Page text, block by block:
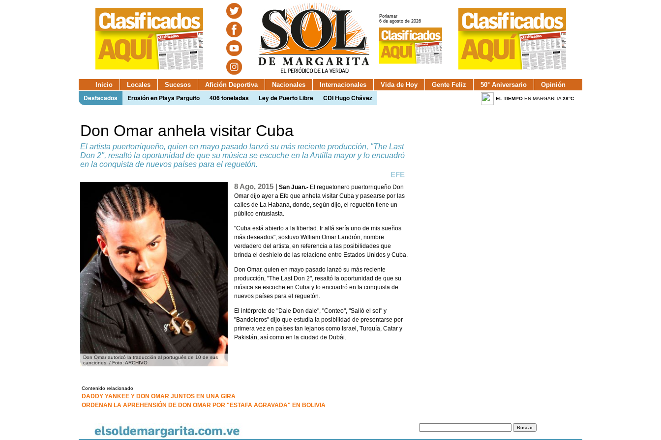
Porlamar
6 de agosto de 2026
Inicio Locales Sucesos Afición Deportiva Nacionales Internacionales Vida de Hoy Gente Feliz 50° Aniversario Opinión
Destacados Erosión en Playa Parguito 406 toneladas Ley de Puerto Libre CDI Hugo Chávez EL TIEMPOEN MARGARITA 28°C
Don Omar anhela visitar Cuba
El artista puertorriqueño, quien en mayo pasado lanzó su más reciente producción, "The Last
Don 2", resaltó la oportunidad de que su música se escuche en la Antilla mayor y lo encuadró
en la conquista de nuevos países para el reguetón.
EFE
Don Omar autorizó la traducción al portugués de 10 de sus
canciones. / Foto: ARCHIVO
8 Ago, 2015 | San Juan.- El reguetonero puertorriqueño Don
Omar dijo ayer a Efe que anhela visitar Cuba y pasearse por las
calles de La Habana, donde, según dijo, el reguetón tiene un
público entusiasta.
"Cuba está abierto a la libertad. Ir allá sería uno de mis sueños
más deseados", sostuvo William Omar Landrón, nombre
verdadero del artista, en referencia a las posibilidades que
brinda el deshielo de las relacione entre Estados Unidos y Cuba.
Don Omar, quien en mayo pasado lanzó su más reciente
producción, "The Last Don 2", resaltó la oportunidad de que su
música se escuche en Cuba y lo encuadró en la conquista de
nuevos países para el reguetón.
El intérprete de "Dale Don dale", "Conteo", "Salió el sol" y
"Bandoleros" dijo que estudia la posibilidad de presentarse por
primera vez en países tan lejanos como Israel, Turquía, Catar y
Pakistán, así como en la ciudad de Dubái.
Contenido relacionado
DADDY YANKEE Y DON OMAR JUNTOS EN UNA GIRA
ORDENAN LA APREHENSIÓN DE DON OMAR POR "ESTAFA AGRAVADA" EN BOLIVIA